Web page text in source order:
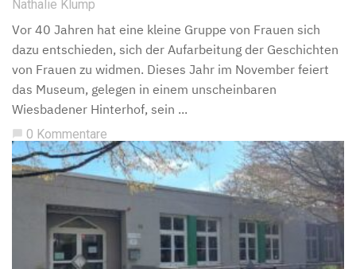
Nathalie Klump
Vor 40 Jahren hat eine kleine Gruppe von Frauen sich
dazu entschieden, sich der Aufarbeitung der Geschichten
von Frauen zu widmen. Dieses Jahr im November feiert
das Museum, gelegen in einem unscheinbaren
Wiesbadener Hinterhof, sein ...
0 Kommentare